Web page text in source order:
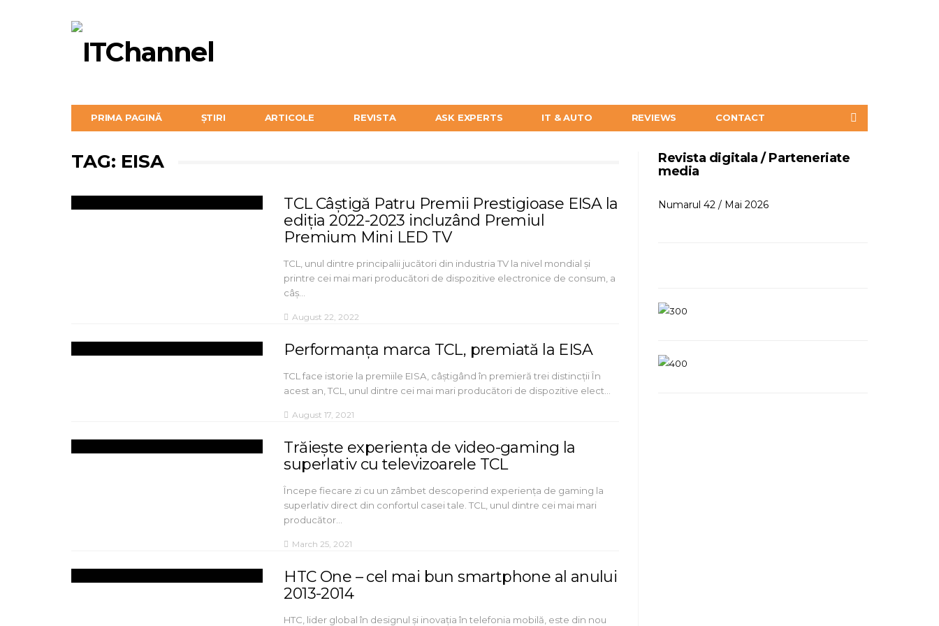
PRIMA PAGINĂ ȘTIRI ARTICOLE REVISTA ASK EXPERTS IT & AUTO REVIEWS CONTACT
TAG: EISA
TCL Câștigă Patru Premii Prestigioase EISA la
ediția 2022-2023 incluzând Premiul
Premium Mini LED TV
TCL, unul dintre principalii jucători din industria TV la nivel mondial și
printre cei mai mari producători de dispozitive electronice de consum, a
câș…
August 22, 2022
Performanța marca TCL, premiată la EISA
TCL face istorie la premiile EISA, câștigând în premieră trei distincții În
acest an, TCL, unul dintre cei mai mari producători de dispozitive elect…
August 17, 2021
Trăiește experiența de video-gaming la
superlativ cu televizoarele TCL
Începe fiecare zi cu un zâmbet descoperind experiența de gaming la
superlativ direct din confortul casei tale. TCL, unul dintre cei mai mari
producător…
March 25, 2021
HTC One – cel mai bun smartphone al anului
2013-2014
HTC, lider global în designul și inovația în telefonia mobilă, este din nou
Revista digitala / Parteneriate
media
Numarul 42 / Mai 2026